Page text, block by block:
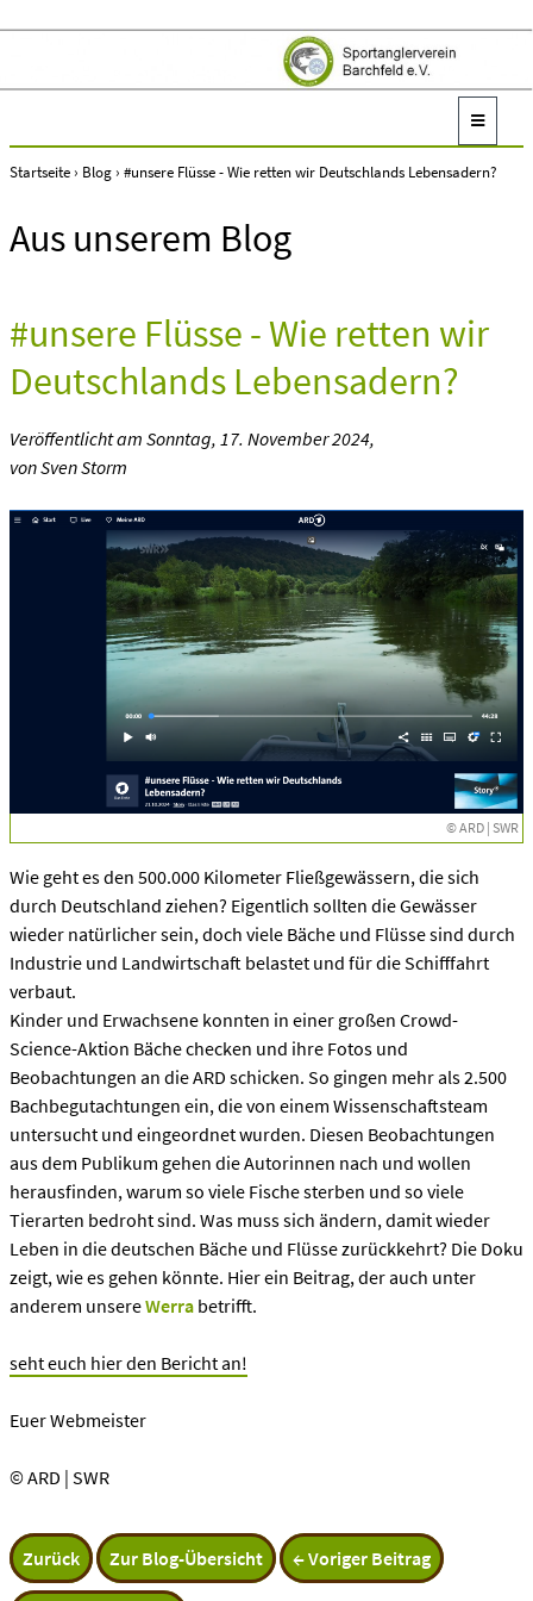
Startseite› Blog› #unsere Flüsse - Wie retten wir Deutschlands Lebensadern?
Aus unserem Blog
#unsere Flüsse - Wie retten wir
Deutschlands Lebensadern?
Veröffentlicht am Sonntag, 17. November 2024,
von Sven Storm
© ARD | SWR
Wie geht es den 500.000 Kilometer Fließgewässern, die sich
durch Deutschland ziehen? Eigentlich sollten die Gewässer
wieder natürlicher sein, doch viele Bäche und Flüsse sind durch
Industrie und Landwirtschaft belastet und für die Schifffahrt
verbaut.
Kinder und Erwachsene konnten in einer großen Crowd-
Science-Aktion Bäche checken und ihre Fotos und
Beobachtungen an die ARD schicken. So gingen mehr als 2.500
Bachbegutachtungen ein, die von einem Wissenschaftsteam
untersucht und eingeordnet wurden. Diesen Beobachtungen
aus dem Publikum gehen die Autorinnen nach und wollen
herausfinden, warum so viele Fische sterben und so viele
Tierarten bedroht sind. Was muss sich ändern, damit wieder
Leben in die deutschen Bäche und Flüsse zurückkehrt? Die Doku
zeigt, wie es gehen könnte. Hier ein Beitrag, der auch unter
anderem unsereWerra betrifft.
seht euch hier den Bericht an!
Euer Webmeister
© ARD | SWR
Zurück Zur Blog-Übersicht ← Voriger Beitrag